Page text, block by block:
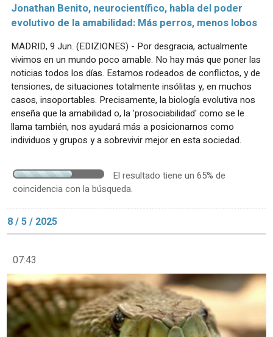
Jonathan Benito, neurocientífico, habla del poder
evolutivo de la amabilidad: Más perros, menos lobos
MADRID, 9 Jun. (EDIZIONES) - Por desgracia, actualmente
vivimos en un mundo poco amable. No hay más que poner las
noticias todos los días. Estamos rodeados de conflictos, y de
tensiones, de situaciones totalmente insólitas y, en muchos
casos, insoportables. Precisamente, la biología evolutiva nos
enseña que la amabilidad o, la 'prosociabilidad' como se le
llama también, nos ayudará más a posicionarnos como
individuos y grupos y a sobrevivir mejor en esta sociedad.
El resultado tiene un 65% de
coincidencia con la búsqueda.
8 / 5 / 2025
07:43